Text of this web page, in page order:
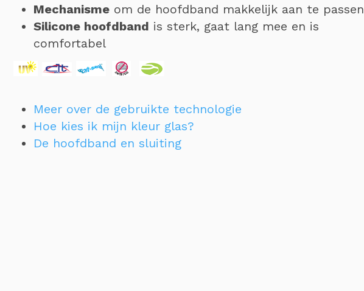
Mechanisme om de hoofdband makkelijk aan te passen
Silicone hoofdband is sterk, gaat lang mee en is
comfortabel
Meer over de gebruikte technologie
Hoe kies ik mijn kleur glas?
De hoofdband en sluiting